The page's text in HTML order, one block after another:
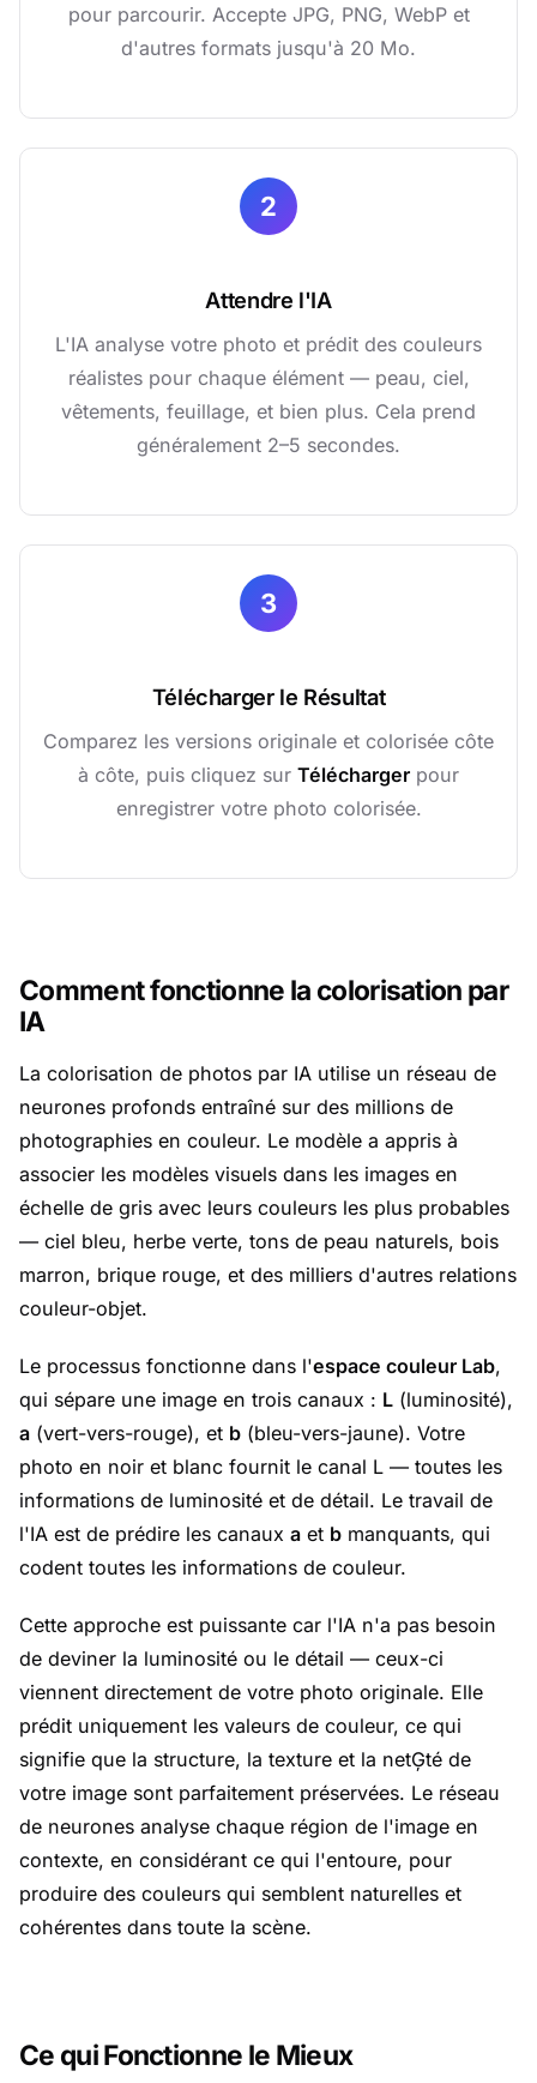
pour parcourir. Accepte JPG, PNG, WebP et
d'autres formats jusqu'à 20 Mo.
2
Attendre l'IA
L'IA analyse votre photo et prédit des couleurs
réalistes pour chaque élément — peau, ciel,
vêtements, feuillage, et bien plus. Cela prend
généralement 2–5 secondes.
3
Télécharger le Résultat
Comparez les versions originale et colorisée côte
à côte, puis cliquez sur Télécharger pour
enregistrer votre photo colorisée.
Comment fonctionne la colorisation par
IA
La colorisation de photos par IA utilise un réseau de
neurones profonds entraîné sur des millions de
photographies en couleur. Le modèle a appris à
associer les modèles visuels dans les images en
échelle de gris avec leurs couleurs les plus probables
— ciel bleu, herbe verte, tons de peau naturels, bois
marron, brique rouge, et des milliers d'autres relations
couleur-objet.
Le processus fonctionne dans l'espace couleur Lab,
qui sépare une image en trois canaux : L (luminosité),
a (vert-vers-rouge), et b (bleu-vers-jaune). Votre
photo en noir et blanc fournit le canal L — toutes les
informations de luminosité et de détail. Le travail de
l'IA est de prédire les canaux a et b manquants, qui
codent toutes les informations de couleur.
Cette approche est puissante car l'IA n'a pas besoin
de deviner la luminosité ou le détail — ceux-ci
viennent directement de votre photo originale. Elle
prédit uniquement les valeurs de couleur, ce qui
signifie que la structure, la texture et la netĢté de
votre image sont parfaitement préservées. Le réseau
de neurones analyse chaque région de l'image en
contexte, en considérant ce qui l'entoure, pour
produire des couleurs qui semblent naturelles et
cohérentes dans toute la scène.
Ce qui Fonctionne le Mieux